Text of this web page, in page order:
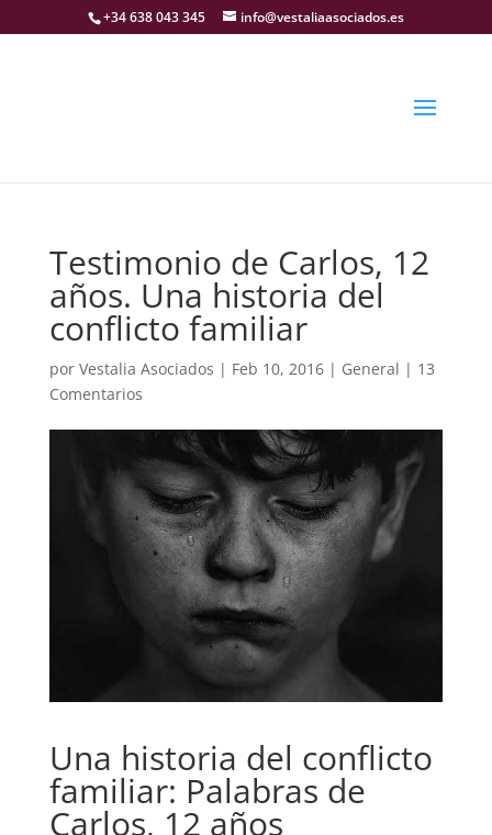
+34 638 043 345 info@vestaliaasociados.es
Testimonio de Carlos, 12
años. Una historia del
conflicto familiar
por Vestalia Asociados | Feb 10, 2016| General | 13
Comentarios
Una historia del conflicto
familiar: Palabras de
Carlos, 12 años